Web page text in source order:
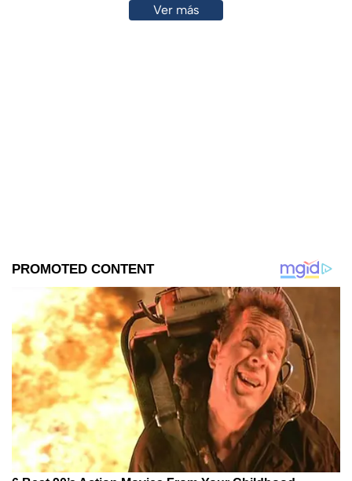
Ver más